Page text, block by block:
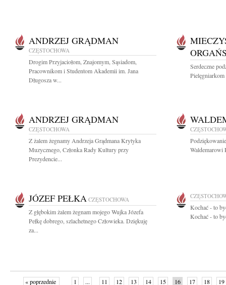
ANDRZEJ GRĄDMAN
CZĘSTOCHOWA
Drogim Przyjaciołom, Znajomym, Sąsiadom,
Pracownikom i Studentom Akademii im. Jana
Długosza w...
Serdeczne
Pielęgniarkom
ANDRZEJ GRĄDMAN
CZĘSTOCHOWA
Z żalem żegnamy Andrzeja Grądmana Krytyka
Muzycznego, Członka Rady Kultury przy
Prezydencie...
Waldemarowi
JÓZEF PEŁKA CZĘSTOCHOWA
Z głębokim żalem żegnam mojego Wujka Józefa
Pełkę dobrego, szlachetnego Człowieka. Dziękuję
za...
Kochać - to
Kochać - to
« poprzednie 1 ... 11 12 13 14 15 16 17 18 19